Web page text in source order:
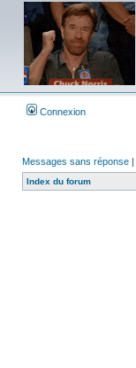
Connexion
Messages sans réponse |
Index du forum